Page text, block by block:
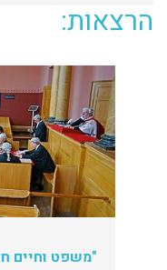
הרצאות:
"משפט וחיים